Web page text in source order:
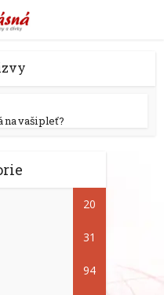
na vaši pleť?
20
31
94